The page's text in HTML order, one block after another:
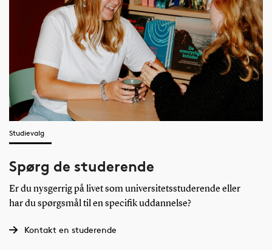
Studievalg
Spørg de studerende
Er du nysgerrig på livet som universitetsstuderende eller
har du spørgsmål til en specifik uddannelse?
Kontakt en studerende